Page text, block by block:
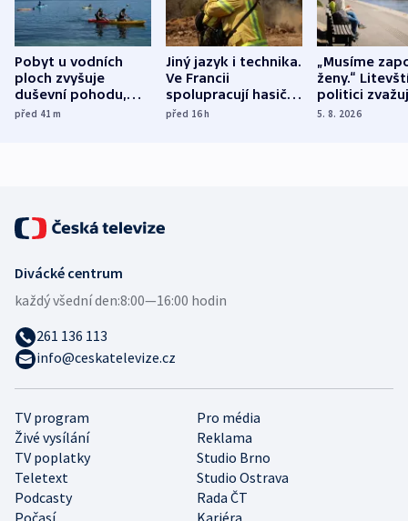
Pobyt u vodních
ploch zvyšuje
duševní pohodu,
ukázala
před 41m
Jiný jazyk i technika.
Ve Francii
spolupracují hasiči z
různých zemí
před 16h
„Musíme
ženy.“
politici
dohodu o
5. 8. 2026
TV program
Pro média
Živé vysílání
Reklama
TV poplatky
Studio Brno
Teletext
Studio Ostrava
Podcasty
Rada ČT
Divácké centrum
každý všední den:8:00—16:00 hodin
261 136 113
info@ceskatelevize.cz